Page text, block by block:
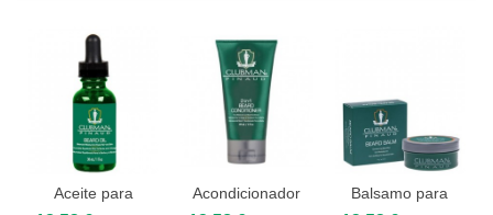
Aceite para
Acondicionador
Balsamo para